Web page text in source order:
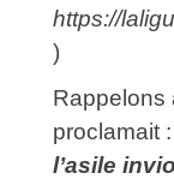
https://
)
proclamait :
l’asile